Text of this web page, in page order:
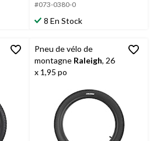
5.
30
évaluations
#073-0380-0
8 En Stock
Pneu de vélo de
montagne Raleigh, 26
x 1,95 po